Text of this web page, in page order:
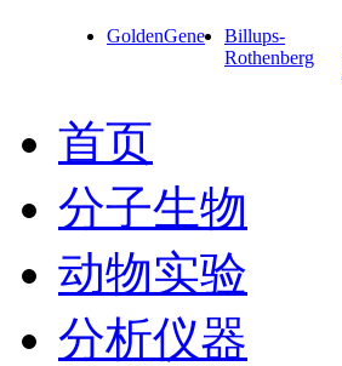
GoldenGene
Billups-
Rothenberg
首页
分子生物
动物实验
分析仪器